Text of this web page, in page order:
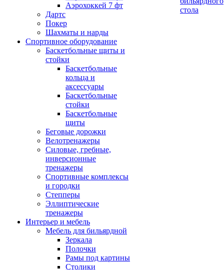
Аэрохоккей 7 фт
Дартс
Покер
Шахматы и нарды
Спортивное оборудование
Баскетбольные щиты и
стойки
Баскетбольные
кольца и
аксессуары
Баскетбольные
стойки
Баскетбольные
щиты
Беговые дорожки
Велотренажеры
Силовые, гребные,
инверсионные
тренажеры
Спортивные комплексы
и городки
Степперы
Эллиптические
тренажеры
Интерьер и мебель
Мебель для бильярдной
Зеркала
Полочки
Рамы под картины
Столики
стола